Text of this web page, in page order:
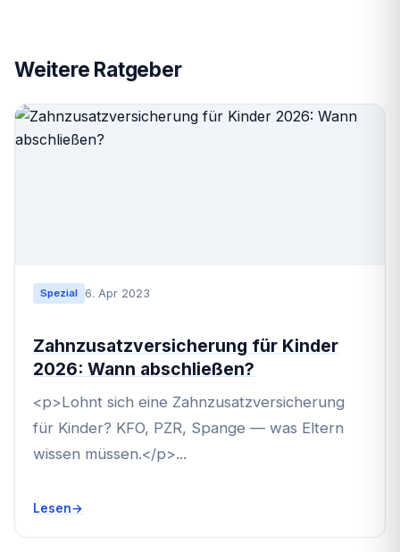
Weitere Ratgeber
Spezial 6. Apr 2023
Zahnzusatzversicherung für Kinder
2026: Wann abschließen?
<p>Lohnt sich eine Zahnzusatzversicherung
für Kinder? KFO, PZR, Spange — was Eltern
wissen müssen.</p>...
Lesen